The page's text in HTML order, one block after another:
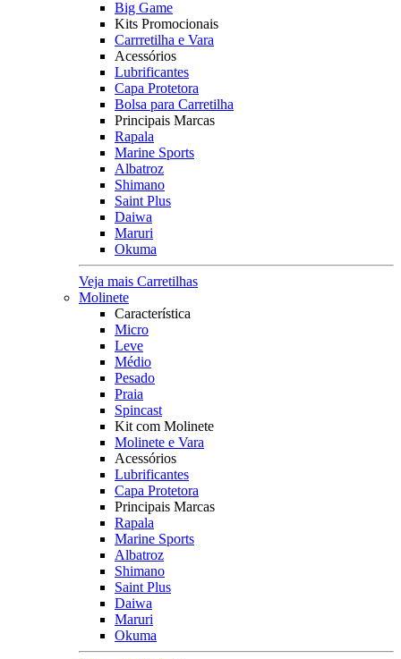
Big Game
Kits Promocionais
Carrretilha e Vara
Acessórios
Lubrificantes
Capa Protetora
Bolsa para Carretilha
Principais Marcas
Rapala
Marine Sports
Albatroz
Shimano
Saint Plus
Daiwa
Maruri
Okuma
Veja mais Carretilhas
Molinete
Característica
Micro
Leve
Médio
Pesado
Praia
Spincast
Kit com Molinete
Molinete e Vara
Acessórios
Lubrificantes
Capa Protetora
Principais Marcas
Rapala
Marine Sports
Albatroz
Shimano
Saint Plus
Daiwa
Maruri
Okuma